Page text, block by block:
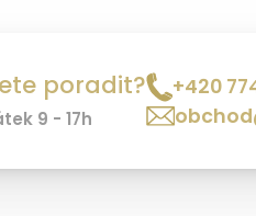
poradit?
9 - 17h
+420